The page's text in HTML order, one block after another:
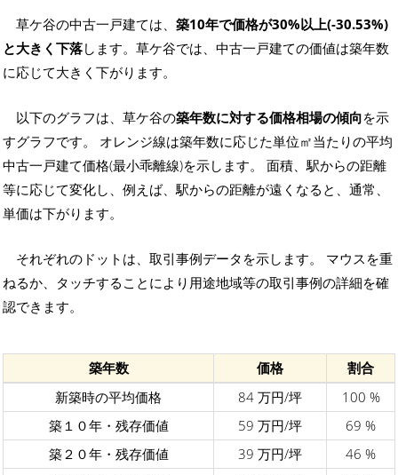
草ケ谷の中古一戸建ては、 築10年で価格が30%以上(-30.53%)
と大きく下落します。草ケ谷では、中古一戸建ての価値は築年数
に応じて大きく下がります。
以下のグラフは、草ケ谷の築年数に対する価格相場の傾向を示
すグラフです。 オレンジ線は築年数に応じた単位㎡当たりの平均
中古一戸建て価格(最小乖離線)を示します。 面積、駅からの距離
等に応じて変化し、例えば、駅からの距離が遠くなると、通常、
単価は下がります。
それぞれのドットは、取引事例データを示します。 マウスを重
ねるか、タッチすることにより用途地域等の取引事例の詳細を確
認できます。
築年数 価格
割合
新築時の平均価格
84 万円/坪
100 %
築１０年・残存価値
59 万円/坪
69 %
築２０年・残存価値
39 万円/坪
46 %